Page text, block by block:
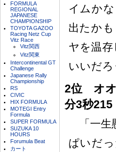
FORMULA
REGIONAL
JAPANESE
CHAMPIONSHIP
TOYOTA GAZOO
Racing Netz Cup
Vitz Race
Vitz関西
Vitz関東
Intercontinental GT
Challenge
Japanese Rally
Championship
RS
CIVIC
HIX FORMULA
MOTEGI Entry
Formula
SUPER FORMULA
SUZUKA 10
HOURS
Forumula Beat
カート
イムか
出たか
ヤを温
いいだろ
2位 オオ
分3秒215
「一生
ぱいだ